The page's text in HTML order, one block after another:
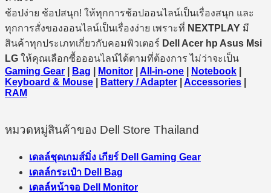
ช้อปง่าย ช้อปสนุก! ให้ทุกการช้อปออนไลน์เป็นเรื่องสนุก และ
ทุกการสั่งของออนไลน์เป็นเรื่องง่าย เพราะที่ NEXTPLAY มี
สินค้าทุกประเภทเกี่ยวกับคอมพิวเตอร์ Dell Acer hp Asus Msi
LG ให้คุณเลือกซื้อออนไลน์ได้ตามที่ต้องการ ไม่ว่าจะเป็น
Gaming Gear
Bag Monitor All-in-one Notebook
Keyboard & Mouse
Battery / Adapter Accessories
RAM
หมวดหมู่สินค้าของ Dell Store Thailand
เดลล์ชุดเกมส์มิ่ง เกียร์ Dell Gaming Gear
เดลล์กระเป๋า Dell Bag
เดลล์หน้าจอ Dell Monitor